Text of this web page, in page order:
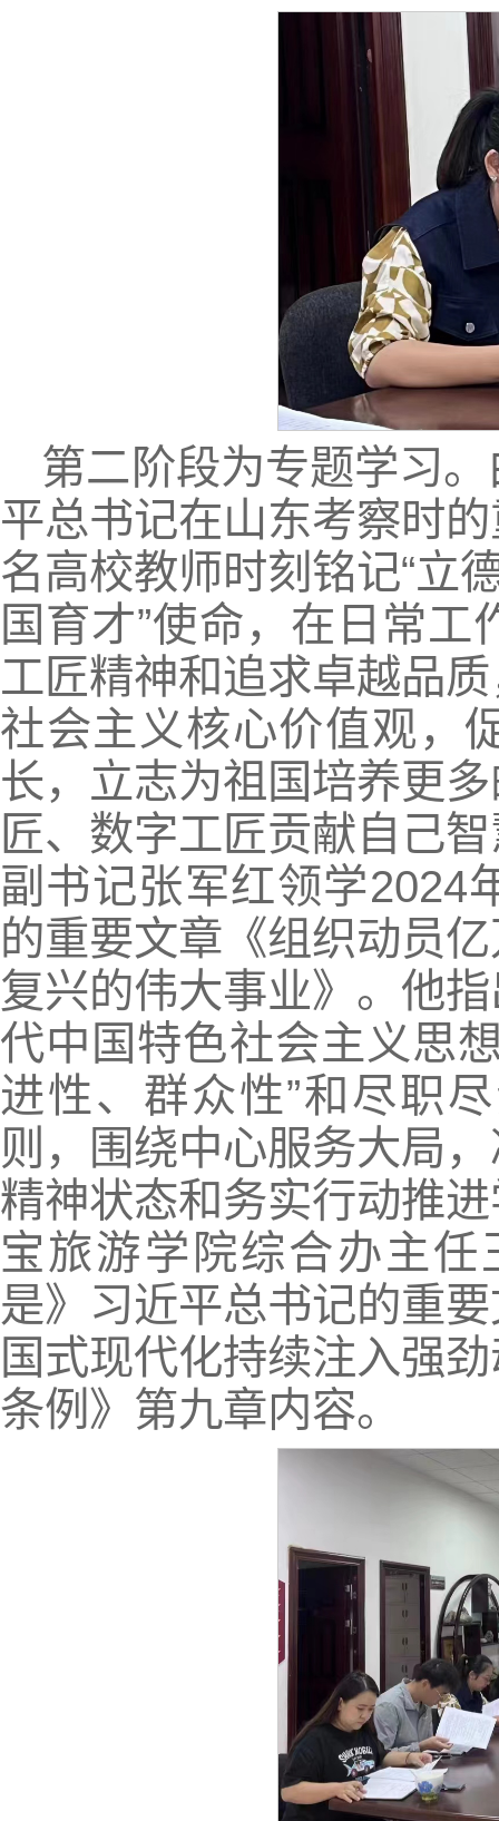
第二阶段为专题学习
平总书记在山东考察时
名高校教师时刻铭记“立
国育才”使命，在日常
工匠精神和追求卓越品
社会主义核心价值观，
长，立志为祖国培养更
匠、数字工匠贡献自己
副书记张军红领学2024
的重要文章《组织动员
复兴的伟大事业》。他
代中国特色社会主义思
进性、群众性”和尽职
则，围绕中心服务大局
精神状态和务实行动推
宝旅游学院综合办主
是》习近平总书记的重
国式现代化持续注入强
条例》第九章内容。